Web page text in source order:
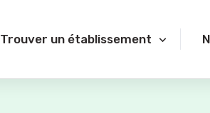
Trouver un établissement